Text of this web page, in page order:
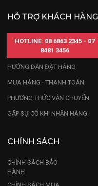
HỖ TRỢ KHÁCH HÀNG
HOTLINE: 08 6863 2345 - 07
8481 3456
HƯỚNG DẪN ĐẶT HÀNG
MUA HÀNG - THANH TOÁN
PHƯƠNG THỨC VẬN CHUYỂN
GẶP SỰ CỐ KHI NHẬN HÀNG
CHÍNH SÁCH
CHÍNH SÁCH BẢO
HÀNH